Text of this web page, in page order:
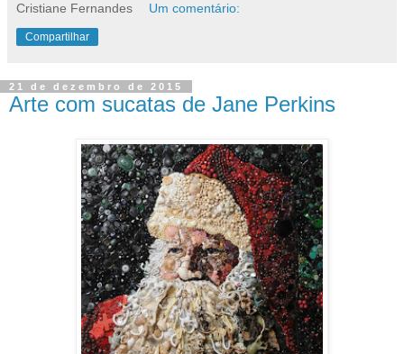
Cristiane Fernandes Um comentário:
Compartilhar
21 de dezembro de 2015
Arte com sucatas de Jane Perkins